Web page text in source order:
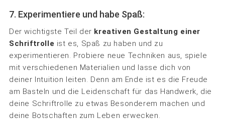
7. Experimentiere und habe Spaß:
Der wichtigste Teil der kreativen Gestaltung einer
Schriftrolle ist es, Spaß zu haben und zu
experimentieren. Probiere neue Techniken aus, spiele
mit verschiedenen Materialien und lasse dich von
deiner Intuition leiten. Denn am Ende ist es die Freude
am Basteln und die Leidenschaft für das Handwerk, die
deine Schriftrolle zu etwas Besonderem machen und
deine Botschaften zum Leben erwecken.